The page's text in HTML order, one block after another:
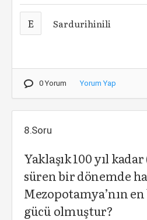
E Sardurihinili
0 Yorum Yorum Yap
8.Soru
Yaklaşık 100 yıl
süren bir dönemde
Mezopotamya’nın
gücü olmuştur?